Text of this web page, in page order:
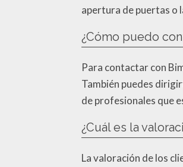
apertura de puertas o
¿Cómo puedo
Para contactar con
También puedes
de profesionales que
¿Cuál es la
La valoración de los